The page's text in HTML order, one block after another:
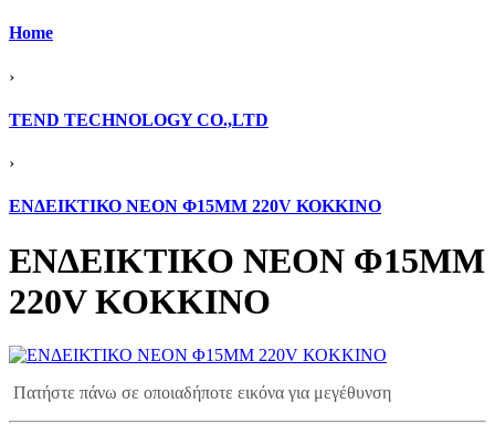
Home
›
TEND TECHNOLOGY CO.,LTD
›
ΕΝΔΕΙΚΤΙΚΟ ΝΕΟΝ Φ15ΜΜ 220V ΚΟΚΚΙΝΟ
ΕΝΔΕΙΚΤΙΚΟ ΝΕΟΝ Φ15ΜΜ
220V ΚΟΚΚΙΝΟ
Πατήστε πάνω σε οποιαδήποτε εικόνα για μεγέθυνση